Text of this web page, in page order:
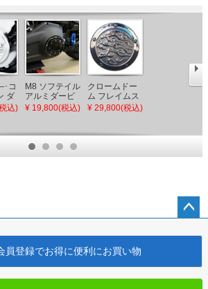
･コ
ダ
ー
込)
M8 ソフテイル
アルミダービ
ーカバー
¥ 19,800(税込)
クロームドー
ム フレイムス
カル ダービー
¥ 29,800(税込)
M8ソフテイル
へ
員登録でお得に便利にお買い物